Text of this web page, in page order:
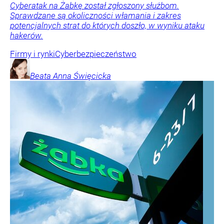
Cyberatak na Żabkę został zgłoszony służbom.
Sprawdzane są okoliczności włamania i zakres
potencjalnych strat do których doszło, w wyniku ataku
hakerów.
Firmy i rynkiCyberbezpieczeństwo
Beata Anna Święcicka